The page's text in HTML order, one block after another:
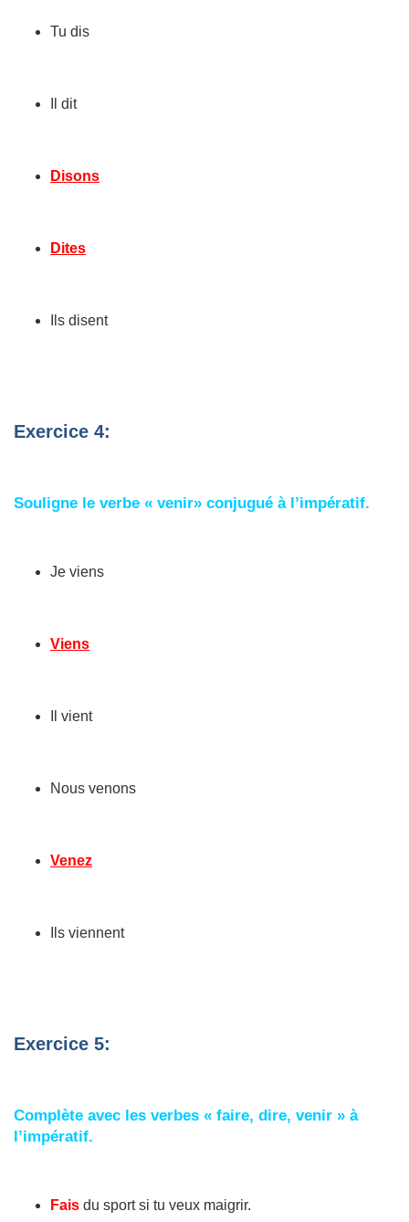
Tu dis
Il dit
Disons
Dites
Ils disent
Exercice 4:
Souligne le verbe « venir» conjugué à l’impératif.
Je viens
Viens
Il vient
Nous venons
Venez
Ils viennent
Exercice 5:
Complète avec les verbes « faire, dire, venir » à
l’impératif.
Fais du sport si tu veux maigrir.